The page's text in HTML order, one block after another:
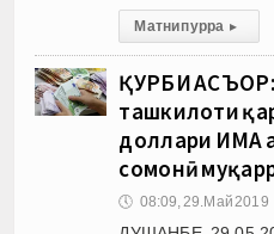
Матни пурра ▸
ҚУРБИ АСЪОР:
ташкилоти
доллари ИМА
сомонӣ
🕔 08:09, 29.Май 2019